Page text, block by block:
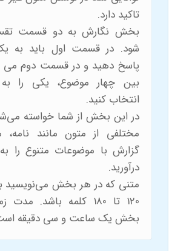
تاکید دارد.
بخش نگارش به دو قسمت
شود. در قسمت اول باید به
پاسخ دهید و در قسمت دوم می
بین چهار موضوع، یکی را به
انتخاب کنید.
در این بخش از شما خواسته
مختلفی از متون مانند نامه،
گزارش با موضوعات متنوع را
درآورید.
متنی که در هر بخش می‌نویسید
120 تا 180 کلمه باشد.
بخش یک ساعت و سی دقیقه